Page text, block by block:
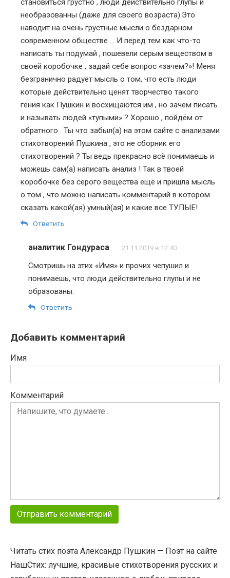
необразованны (даже для своего возраста).Это
наводит на очень грустные мысли о бездарном
современном обществе … И перед тем как что-то
написать ты подумай , пошевели серым веществом в
своей коробочке , задай себе вопрос «зачем?»! Меня
безгранично радует мысль о том, что есть люди
которые действительно ценят творчество такого
гения как Пушкин и восхищаются им , но зачем писать
и называть людей «тупыми» ? Хорошо , пойдём от
обратного . Ты что забыл(а) на этом сайте с анализами
стихотворений Пушкина , это не сборник его
стихотворений ? Ты ведь прекрасно всё понимаешь и
можешь сам(а) написать анализ ! Так в твоей
коробочке без серого вещества ещё и пришла мысль
о том , что можно написать комментарий в котором
сказать какой(ая) умный(ая) и какие все ТУПЫЕ!
Ответить
аналитик Гондураса 21.11.2019 в 12:40
Смотришь на этих «Имя» и прочих чепушил и
понимаешь, что люди действительно глупы и не
образованы.
Ответить
Добавить комментарий
Имя
Комментарий
Читать стих поэта Александр Пушкин — Поэт на сайте
НашСтих: лучшие, красивые стихотворения русских и